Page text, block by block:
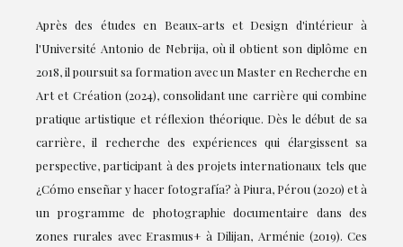
Après des études en Beaux-arts et Design d'intérieur à
l'Université Antonio de Nebrija, où il obtient son diplôme en
2018, il poursuit sa formation avec un Master en Recherche en
Art et Création (2024), consolidant une carrière qui combine
pratique artistique et réflexion théorique. Dès le début de sa
carrière, il recherche des expériences qui élargissent sa
perspective, participant à des projets internationaux tels que
¿Cómo enseñar y hacer fotografía? à Piura, Pérou (2020) et à
un programme de photographie documentaire dans des
zones rurales avec Erasmus+ à Dilijan, Arménie (2019). Ces